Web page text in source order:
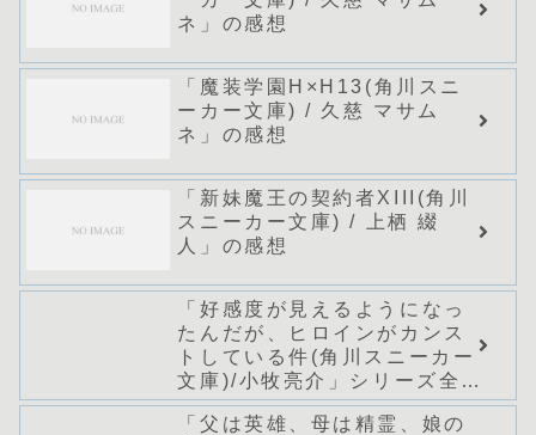
ネ」の感想
「魔装学園H×H13(角川スニ
ーカー文庫) / 久慈 マサム
ネ」の感想
「新妹魔王の契約者XIII(角川
スニーカー文庫) / 上栖 綴
人」の感想
「好感度が見えるようになっ
たんだが、ヒロインがカンス
トしている件(角川スニーカー
文庫)/小牧亮介」シリーズ全巻
のあらすじ・感想
「父は英雄、母は精霊、娘の